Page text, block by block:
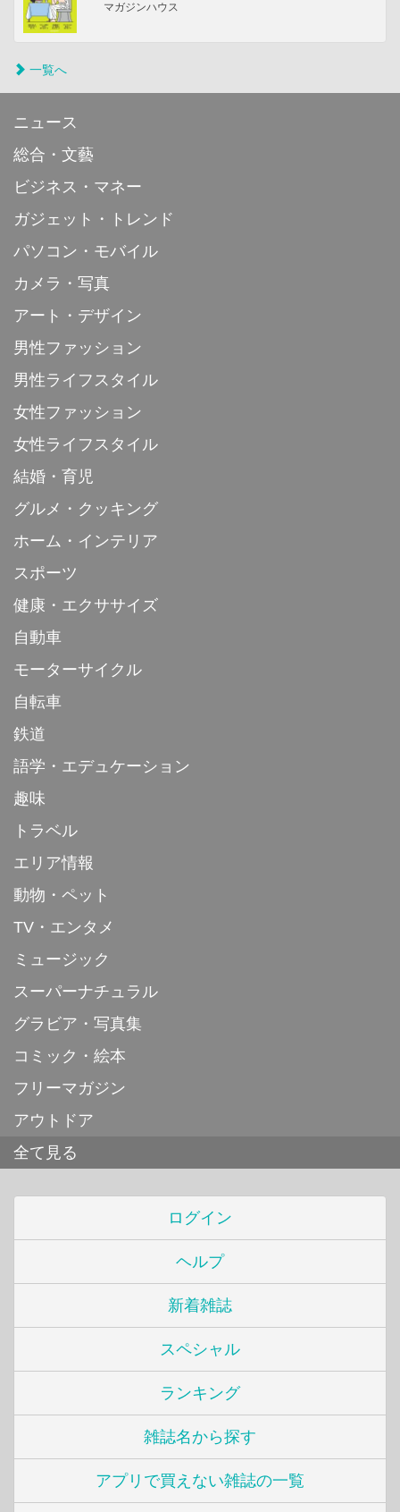
マガジンハウス
一覧へ
ニュース
総合・文藝
ビジネス・マネー
ガジェット・トレンド
パソコン・モバイル
カメラ・写真
アート・デザイン
男性ファッション
男性ライフスタイル
女性ファッション
女性ライフスタイル
結婚・育児
グルメ・クッキング
ホーム・インテリア
スポーツ
健康・エクササイズ
自動車
モーターサイクル
自転車
鉄道
語学・エデュケーション
趣味
トラベル
エリア情報
動物・ペット
TV・エンタメ
ミュージック
スーパーナチュラル
グラビア・写真集
コミック・絵本
フリーマガジン
アウトドア
全て見る
ログイン
ヘルプ
新着雑誌
スペシャル
ランキング
雑誌名から探す
アプリで買えない雑誌の一覧